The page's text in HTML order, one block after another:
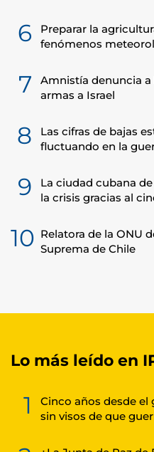
6
Preparar la
fenómenos
7
Amnistía denuncia
armas a Israel
8
Las cifras de bajas
fluctuando en la
9
La ciudad cubana
la crisis gracias al
10 Relatora de la ONU
Suprema de Chile
Lo más leído en
1
Cinco años desde
sin visos de que